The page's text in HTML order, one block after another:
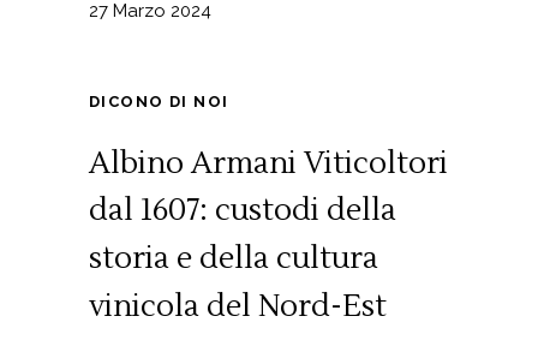
27 Marzo 2024
DICONO DI NOI
Albino Armani Viticoltori
dal 1607: custodi della
storia e della cultura
vinicola del Nord-Est